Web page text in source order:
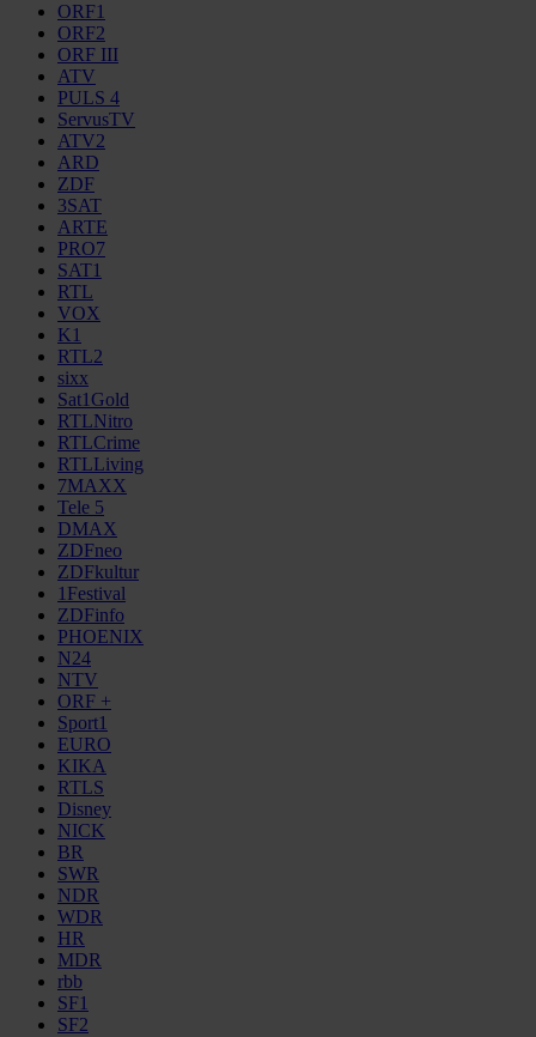
ORF1
ORF2
ORF III
ATV
PULS 4
ServusTV
ATV2
ARD
ZDF
3SAT
ARTE
PRO7
SAT1
RTL
VOX
K1
RTL2
sixx
Sat1Gold
RTLNitro
RTLCrime
RTLLiving
7MAXX
Tele 5
DMAX
ZDFneo
ZDFkultur
1Festival
ZDFinfo
PHOENIX
N24
NTV
ORF +
Sport1
EURO
KIKA
RTLS
Disney
NICK
BR
SWR
NDR
WDR
HR
MDR
rbb
SF1
SF2